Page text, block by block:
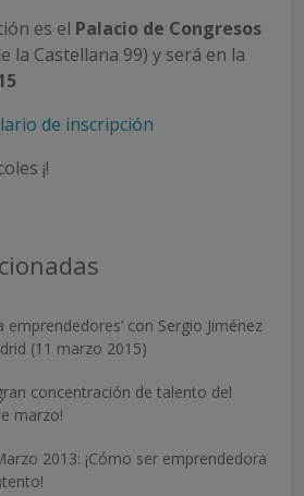
es el Palacio de Congresos
la Castellana 99) y será en la
de inscripción
¡!
emprendedores’ con Sergio Jiménez
(11 marzo 2015)
concentración de talento del
marzo!
2013: ¡Cómo ser emprendedora